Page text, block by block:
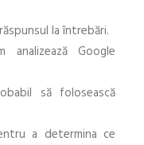
la întrebări.
Google
să folosească
a determina ce